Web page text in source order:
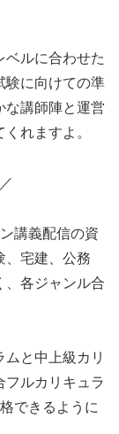
ベルに合わせた
験に向けての準
な講師陣と運営
れますよ。
講義配信の資
、宅建、公務
、各ジャンル合
と中上級カリ
フルカリキュラ
できるように